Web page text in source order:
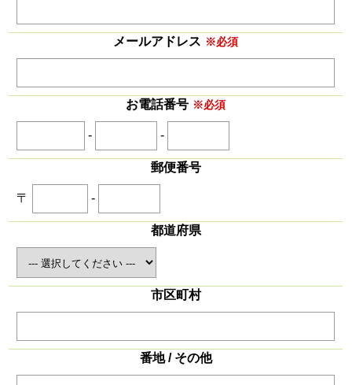
メールアドレス ※必須
お電話番号 ※必須
- -
郵便番号
〒 -
都道府県
市区町村
番地 / その他